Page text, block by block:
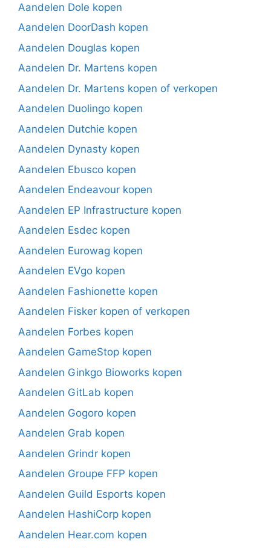
Aandelen Dole kopen
Aandelen DoorDash kopen
Aandelen Douglas kopen
Aandelen Dr. Martens kopen
Aandelen Dr. Martens kopen of verkopen
Aandelen Duolingo kopen
Aandelen Dutchie kopen
Aandelen Dynasty kopen
Aandelen Ebusco kopen
Aandelen Endeavour kopen
Aandelen EP Infrastructure kopen
Aandelen Esdec kopen
Aandelen Eurowag kopen
Aandelen EVgo kopen
Aandelen Fashionette kopen
Aandelen Fisker kopen of verkopen
Aandelen Forbes kopen
Aandelen GameStop kopen
Aandelen Ginkgo Bioworks kopen
Aandelen GitLab kopen
Aandelen Gogoro kopen
Aandelen Grab kopen
Aandelen Grindr kopen
Aandelen Groupe FFP kopen
Aandelen Guild Esports kopen
Aandelen HashiCorp kopen
Aandelen Hear.com kopen